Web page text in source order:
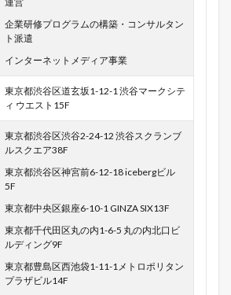
企業研修プログラムの構築・コンサルタン
ト派遣
インターネットメディア事業
東京都渋谷区道玄坂1-12-1 渋谷マークシテ
ィ ウエスト15F
東京都渋谷区渋谷2-24-12 渋谷スクランブ
ルスクエア38F
東京都渋谷区神宮前6-12-18 icebergビル
5F
東京都中央区銀座6-10-1 GINZA SIX13F
東京都千代田区丸の内1-6-5 丸の内北口ビ
ルディング9F
東京都豊島区西池袋1-11-1メトロポリタン
プラザビル14F